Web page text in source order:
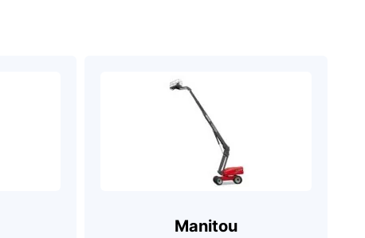
Manitou